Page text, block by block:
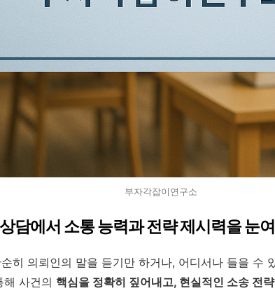
부자각잡이연구소
담에서 소통 능력과 전략 제시력을 눈
히 의뢰인의 말을 듣기만 하거나, 어디서나 들을 수
해 사건의 핵심을 정확히 짚어내고, 현실적인 소송 전